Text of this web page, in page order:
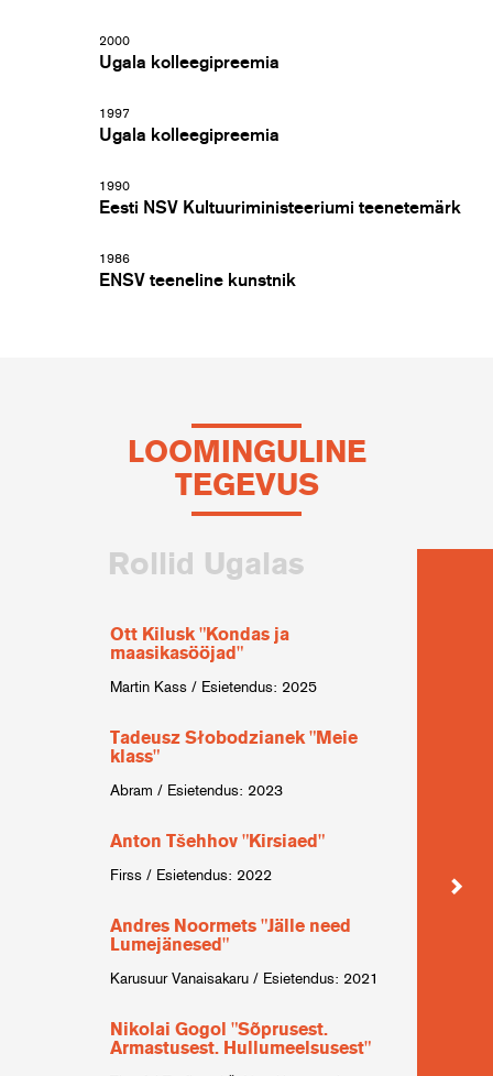
2000
Ugala kolleegipreemia
1997
Ugala kolleegipreemia
1990
Eesti NSV Kultuuriministeeriumi teenetemärk
1986
ENSV teeneline kunstnik
LOOMINGULINE
TEGEVUS
Rollid Ugalas
Ott Kilusk "Kondas ja
maasikasööjad"
Martin Kass / Esietendus: 2025
Tadeusz Słobodzianek "Meie
klass"
Abram / Esietendus: 2023
Anton Tšehhov "Kirsiaed"
Firss / Esietendus: 2022
Andres Noormets "Jälle need
Lumejänesed"
Karusuur Vanaisakaru / Esietendus: 2021
Nikolai Gogol "Sõprusest.
Armastusest. Hullumeelsusest"
Julius